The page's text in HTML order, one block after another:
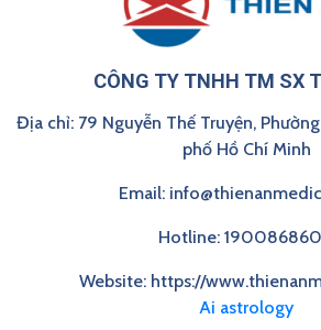
CÔNG TY TNHH TM SX
Địa chỉ: 79 Nguyễn Thế Truyện,
phố Hồ Chí Minh
Email:
Hotline:
Website: https://
Ai astrology